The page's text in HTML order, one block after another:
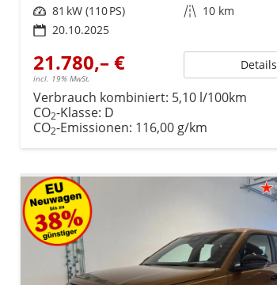
Leistung 81 kW (110 PS) Kilometerstand 10 km
20.10.2025
21.780,– €
incl. 19% MwSt.
Details
Verbrauch kombiniert: 5,10 l/100km
CO2-Klasse: D
CO2-Emissionen: 116,00 g/km